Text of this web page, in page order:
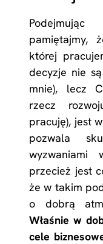
pamiętajmy,
której
decyzje nie są
mnie), lecz
rzecz
pracuję), jest
pozwala
wyzwaniami
przecież jest
że w takim
o dobrą
Właśnie w
cele